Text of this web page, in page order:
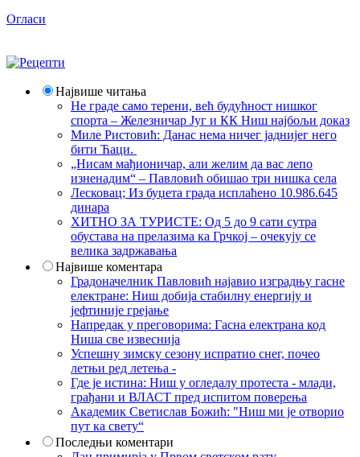
Огласи
Највише читања
Не граде само терени, већ будућност нишког
спорта – Железничар Југ и КК Ниш најбољи доказ
Миле Ристовић: Данас нема ничег јаднијег него
бити Ћаци.
„Нисам мађионичар, али желим да вас лепо
изненадим“ – Павловић обишао три нишка села
Лесковац; Из буџета града исплаћено 10.986.645
динара
ХИТНО ЗА ТУРИСТЕ: Од 5 до 9 сати сутра
обустава на прелазима ка Грчкој – очекују се
велика задржавања
Највише коментара
Градоначелник Павловић најавио изградњу гасне
електране: Ниш добија стабилну енергију и
јефтиније грејање
Напредак у преговорима: Гасна електрана код
Ниша све извеснија
Успешну зимску сезону испратио снег, почео
летњи ред летења -
Где је истина: Ниш у огледалу протеста - млади,
грађани и ВЛАСТ пред испитом поверења
Академик Светислав Божић: "Ниш ми је отворио
пут ка свету“
Последњи коментари